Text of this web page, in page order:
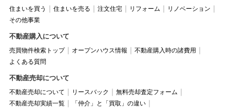
住まいを買う 住まいを売る 注文住宅 リフォーム
リノベーション
その他事業
不動産購入について
売買物件検索トップ オープンハウス情報
不動産購入時の諸費用
よくある質問
不動産売却について
不動産売却について リースバック
無料売却査定フォーム
不動産売却実績一覧
「仲介」と「買取」の違い